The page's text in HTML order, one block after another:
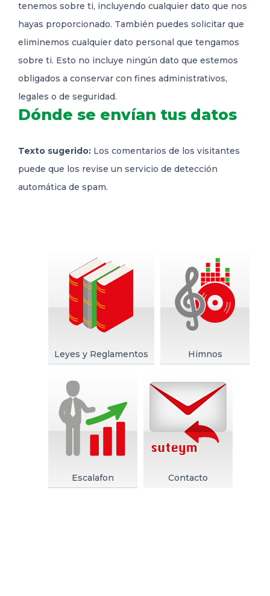
tenemos sobre ti, incluyendo cualquier dato que nos
hayas proporcionado. También puedes solicitar que
eliminemos cualquier dato personal que tengamos
sobre ti. Esto no incluye ningún dato que estemos
obligados a conservar con fines administrativos,
legales o de seguridad.
Dónde se envían tus datos
Texto sugerido: Los comentarios de los visitantes
puede que los revise un servicio de detección
automática de spam.
Leyes y Reglamentos Himnos
Escalafon Contacto